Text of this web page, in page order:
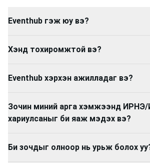
Eventhub гэж юу вэ?
Хэнд тохиромжтой вэ?
Eventhub хэрхэн ажилладаг вэ?
Зочин миний арга хэмжээнд
хариулсаныг би яаж мэдэх вэ?
Би зочдыг олноор нь урьж болох